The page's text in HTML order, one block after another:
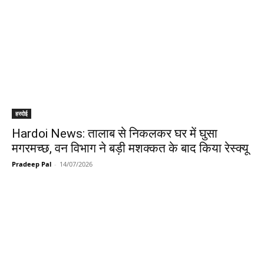
हरदोई
Hardoi News: तालाब से निकलकर घर में घुसा
मगरमच्छ, वन विभाग ने बड़ी मशक्कत के बाद किया रेस्क्यू
Pradeep Pal - 14/07/2026